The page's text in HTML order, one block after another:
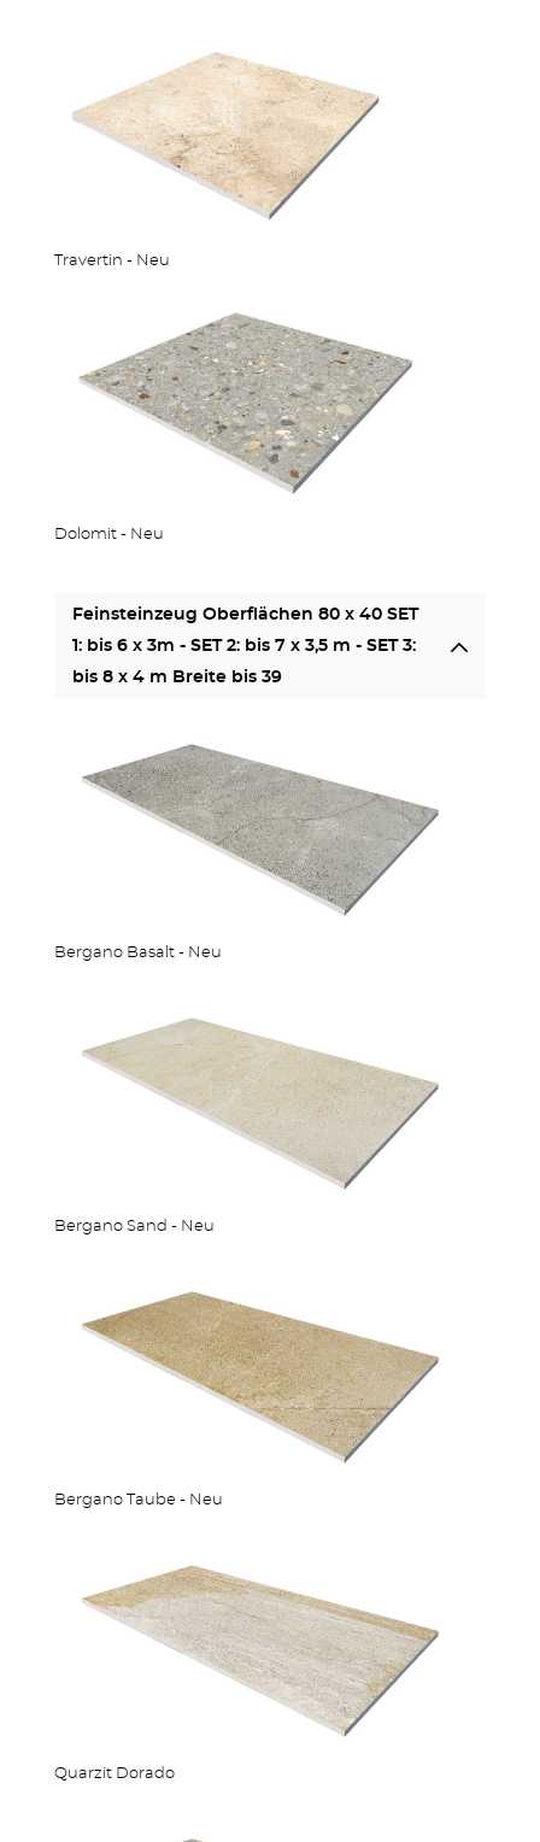
Travertin - Neu
Dolomit - Neu
Feinsteinzeug Oberflächen 80 x 40 SET
1: bis 6 x 3m - SET 2: bis 7 x 3,5 m - SET 3:
bis 8 x 4 m Breite bis 39
Bergano Basalt - Neu
Bergano Sand - Neu
Bergano Taube - Neu
Quarzit Dorado